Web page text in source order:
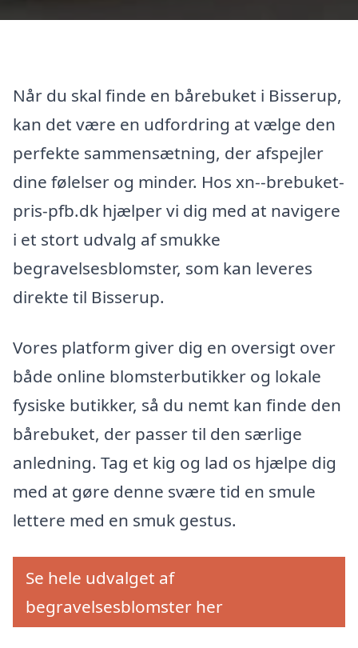
Når du skal finde en bårebuket i Bisserup,
kan det være en udfordring at vælge den
perfekte sammensætning, der afspejler
dine følelser og minder. Hos xn--brebuket-
pris-pfb.dk hjælper vi dig med at navigere
i et stort udvalg af smukke
begravelsesblomster, som kan leveres
direkte til Bisserup.
Vores platform giver dig en oversigt over
både online blomsterbutikker og lokale
fysiske butikker, så du nemt kan finde den
bårebuket, der passer til den særlige
anledning. Tag et kig og lad os hjælpe dig
med at gøre denne svære tid en smule
lettere med en smuk gestus.
Se hele udvalget af
begravelsesblomster her